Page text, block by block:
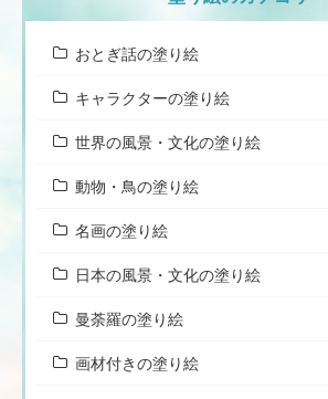
おとぎ話の塗り絵
キャラクターの塗り絵
世界の風景・文化の塗り絵
動物・鳥の塗り絵
名画の塗り絵
日本の風景・文化の塗り絵
曼荼羅の塗り絵
画材付きの塗り絵